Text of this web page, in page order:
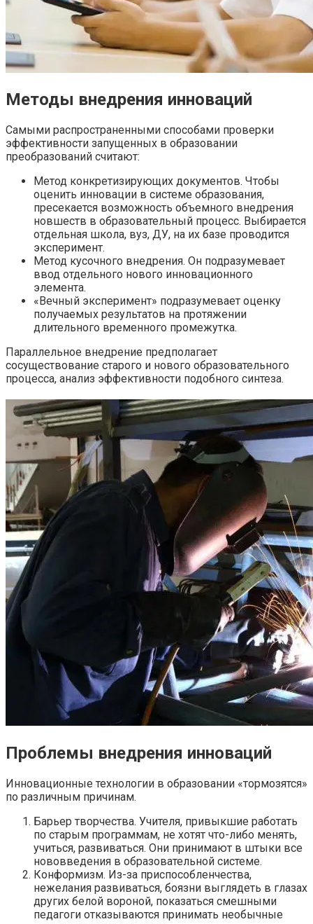
Методы внедрения инноваций
Самыми распространенными способами проверки
эффективности запущенных в образовании
преобразований считают:
Метод конкретизирующих документов. Чтобы
оценить инновации в системе образования,
пресекается возможность объемного внедрения
новшеств в образовательный процесс. Выбирается
отдельная школа, вуз, ДУ, на их базе проводится
эксперимент.
Метод кусочного внедрения. Он подразумевает
ввод отдельного нового инновационного
элемента.
«Вечный эксперимент» подразумевает оценку
получаемых результатов на протяжении
длительного временного промежутка.
Параллельное внедрение предполагает
сосуществование старого и нового образовательного
процесса, анализ эффективности подобного синтеза.
Проблемы внедрения инноваций
Инновационные технологии в образовании «тормозятся»
по различным причинам.
Барьер творчества. Учителя, привыкшие работать
по старым программам, не хотят что-либо менять,
учиться, развиваться. Они принимают в штыки все
нововведения в образовательной системе.
Конформизм. Из-за приспособленчества,
нежелания развиваться, боязни выглядеть в глазах
других белой вороной, показаться смешными
педагоги отказываются принимать необычные